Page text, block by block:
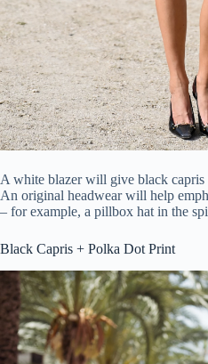
A white blazer will give black capris
An original headwear will help
– for example, a pillbox hat in the
Black Capris + Polka Dot Print